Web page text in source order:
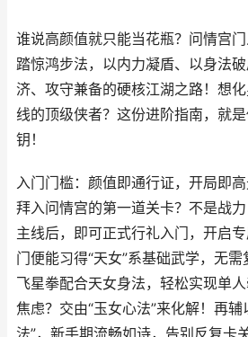
谁说高颜值就只能当花瓶？问情宫
踏惊鸿步法，以内力凝盾、以身法
济、攻守兼备的硬核江湖之路！想
线的顶级侠者？这份进阶指南，就
钥！
入门门槛：颜值即通行证，开局即
拜入问情宫的第一道关卡？不是战
主线后，即可正式行礼入门，开启
门便能习得“天女”系基础武学，无
飞星拳配合天女身法，轻松实现单
焦虑？交由“玉女心法”来化解！再